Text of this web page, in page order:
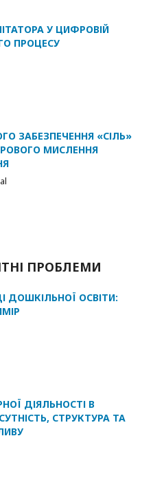
У ЦИФРОВІЙ
ПРОЦЕСУ
ЗАБЕЗПЕЧЕННЯ «СІЛЬ»
МИСЛЕННЯ
ПРОБЛЕМИ
ДОШКІЛЬНОЇ ОСВІТИ:
ДІЯЛЬНОСТІ В
СТРУКТУРА ТА